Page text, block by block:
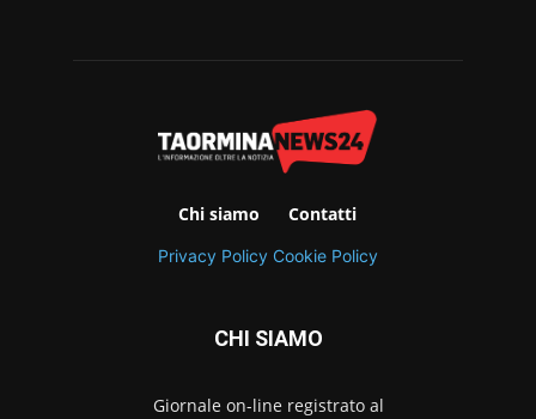
Chi siamo Contatti
Privacy Policy Cookie Policy
CHI SIAMO
Giornale on-line registrato al